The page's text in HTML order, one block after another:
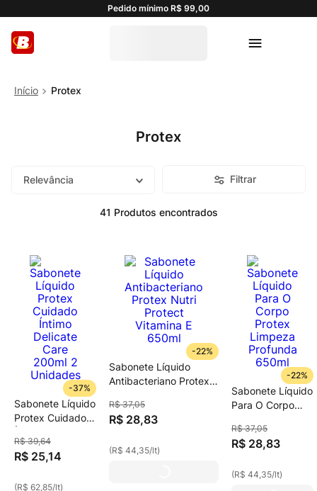
Pedido mínimo R$ 99,00
Protex
Protex
Relevância Filtrar
41 Produtos
-37%
Sabonete Líquido
Protex Cuidado
Care 200ml 2
Unidades
R$ 39,64
R$ 25,14
(R$ 62,85/lt)
-22%
Sabonete Líquido
Antibacteriano Protex
E 650ml
R$ 37,05
R$ 28,83
(R$ 44,35/lt)
-22%
Sabonete Líquido
Para O Corpo
Profunda 650ml
R$ 37,05
R$ 28,83
(R$ 44,35/lt)